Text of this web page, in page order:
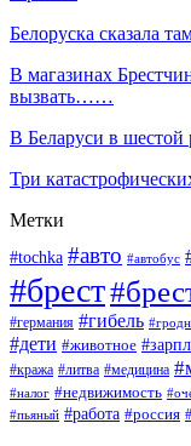
Белоруска сказала
В магазинах
вызвать……
В Беларуси в шестой
Три
Метки
#tochka #авто #автобус
#брест
#германия #гибель
#дети #животное
#кража #литва #медицина
#налог #недвижимость
#пьяный #работа #россия